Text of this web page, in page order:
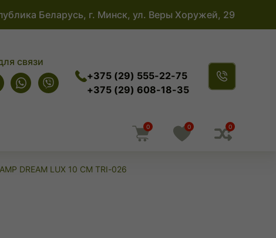
Беларусь, г. Минск, ул. Веры Хоружей, 29
связи
+375 (29) 555-22-75
+375 (29) 608-18-35
0 0 0
DREAM LUX 10 СМ TRI-026